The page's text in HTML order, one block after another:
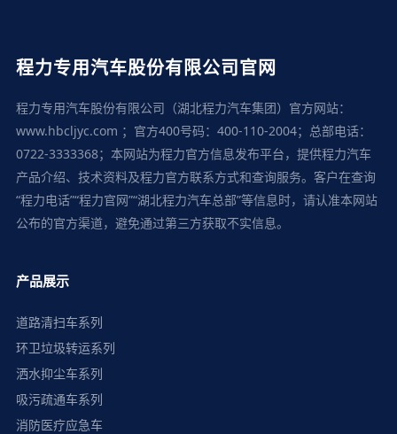
程力专用汽车股份有限公司官网
程力专用汽车股份有限公司（湖北程力汽车集团）官方网站：
www.hbcljyc.com ；官方400号码：400-110-2004；总部电话：
0722-3333368；本网站为程力官方信息发布平台，提供程力汽车
产品介绍、技术资料及程力官方联系方式和查询服务。客户在查询
“程力电话”“程力官网”“湖北程力汽车总部”等信息时，请认准本网站
公布的官方渠道，避免通过第三方获取不实信息。
产品展示
道路清扫车系列
环卫垃圾转运系列
洒水抑尘车系列
吸污疏通车系列
消防医疗应急车